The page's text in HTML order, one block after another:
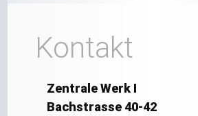
Kontakt
Zentrale Werk I
Bachstrasse 40-42